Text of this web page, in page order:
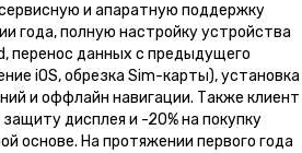
и апаратную поддержку
года, полную настройку устройства
перенос данных с предыдущего
iOS, обрезка Sim-карты), установка
и оффлайн навигации. Также клиент
дисплея и -20% на покупку
основе. На протяжении первого года